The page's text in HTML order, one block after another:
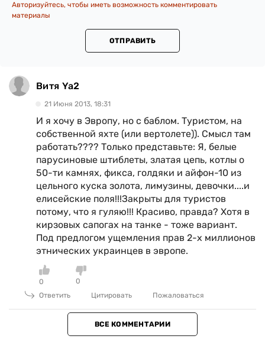
Авторизуйтесь, чтобы иметь возможность комментировать
материалы
ОТПРАВИТЬ
Витя Ya2
21 Июня 2013, 18:31
И я хочу в Эвропу, но с баблом. Туристом, на
собственной яхте (или вертолете)). Смысл там
работать???? Только представьте: Я, белые
парусиновые штиблеты, златая цепь, котлы о
50-ти камнях, фикса, голдяки и айфон-10 из
цельного куска золота, лимузины, девочки....и
елисейские поля!!!Закрыты для туристов
потому, что я гуляю!!! Красиво, правда? Хотя в
кирзовых сапогах на танке - тоже вариант.
Под предлогом ущемления прав 2-х миллионов
этнических украинцев в эвропе.
0
0
Ответить
Цитировать Пожаловаться
ВСЕ КОММЕНТАРИИ